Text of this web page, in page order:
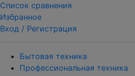
Список сравнения
Избранное
Вход / Регистрация
Бытовая техника
Профессиональная техника